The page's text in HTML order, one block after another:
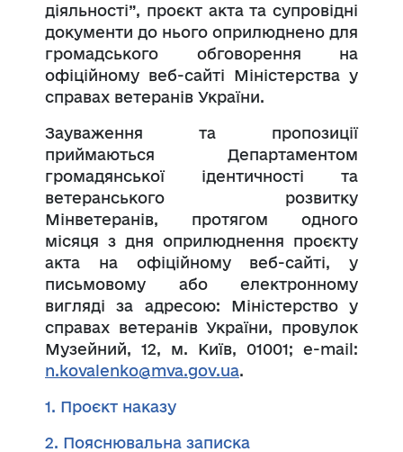
діяльності”, проєкт акта та супровідні
документи до нього оприлюднено для
громадського обговорення на
офіційному веб-сайті Міністерства у
справах ветеранів України.
Зауваження та пропозиції
приймаються Департаментом
громадянської ідентичності та
ветеранського розвитку
Мінветеранів, протягом одного
місяця з дня оприлюднення проєкту
акта на офіційному веб-сайті, у
письмовому або електронному
вигляді за адресою: Міністерство у
справах ветеранів України, провулок
Музейний, 12, м. Київ, 01001; е-mail:
n.kovalenko@mva.gov.ua.
1. Проєкт наказу
2. Пояснювальна записка